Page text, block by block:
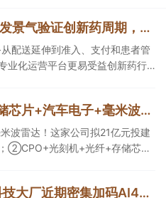
【金牌纪要库】一体化研发景气验证创新药周期，商业渠道与AI科研设备同步扩容
配送延伸到准入、支付和患者管
业化运营平台更易受益创新药行
生物工艺与制药装备等需求，管
随后受益。
【公告全知道】PCB+存储芯片+汽车电子+毫米波雷达！公司拟21亿元投建高多层及HDI印制电路板P3项目
波雷达！这家公司拟21亿元投建
②CPO+光刻机+光纤+存储芯
【风口研报·洞察】北美科技大厂近期密集加码AI4S，分析师看好上游药物早研产业链成为“卖铲层”，或率先受益于模型训练带来的需求井喷；寻找AI错杀环节与筹码结构改善方向